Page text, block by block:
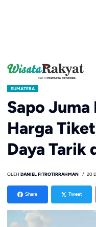
SUMATERA
Sapo Juma
Harga
Daya Tarik
OLEH DANIEL FITROTIRRAHMAN 20
Share Tweet